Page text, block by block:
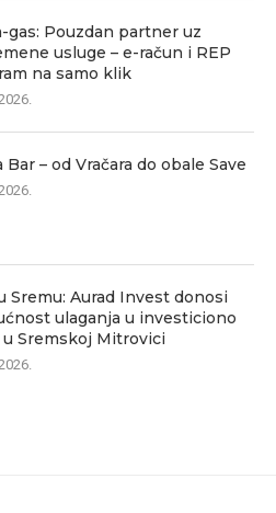
gas: Pouzdan partner uz
usluge – e-račun i REP
na samo klik
Bar – od Vračara do obale Save
Sremu: Aurad Invest donosi
ulaganja u investiciono
u Sremskoj Mitrovici